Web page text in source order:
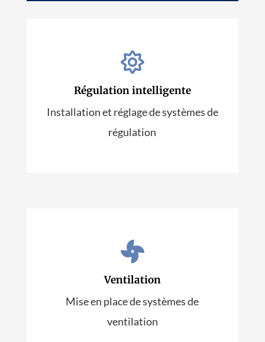

Climatisation
EN SAVOIR PLUS

Régulation intelligente
Installation et réglage de systèmes de
régulation
Régulation intelligente
EN SAVOIR PLUS

Ventilation
Mise en place de systèmes de
ventilation